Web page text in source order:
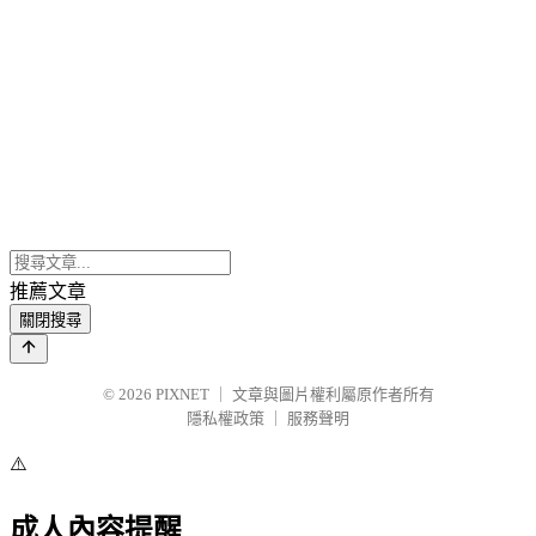
推薦文章
關閉搜尋
© 2026 PIXNET
文章與圖片權利屬原作者所有
隱私權政策
服務聲明
⚠️
成人內容提醒